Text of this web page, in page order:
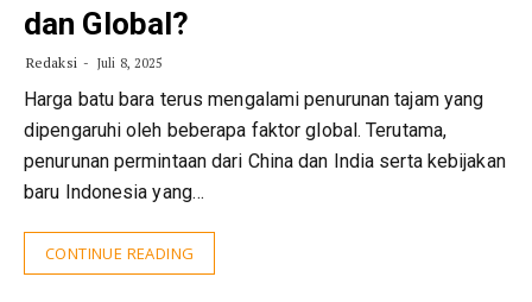
dan Global?
Redaksi Juli 8, 2025
Harga batu bara terus mengalami penurunan tajam yang
dipengaruhi oleh beberapa faktor global. Terutama,
penurunan permintaan dari China dan India serta kebijakan
baru Indonesia yang…
CONTINUE READING